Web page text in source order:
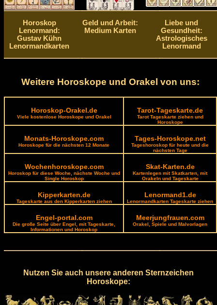
Horoskop
Lenormand:
Gustav Kühn
Lenormandkarten
Geld und Arbeit:
Medium Karten
Liebe und
Gesundheit:
Astrologisches
Lenormand
Weitere Horoskope und Orakel von uns:
Horoskop-Orakel.de
Viele kostenlose Horoskope und Orakel
Tarot-Tageskarte.de
Tarot Tageskarte ziehen und
Horoskope
Monats-Horoskope.com
Horoskope für die nächsten 12 Monate
Tages-Horoskope.net
Tageshoroskop für heute und die
nächsten Tage
Wochenhoroskope.com
Horoskop für diese Woche, nächste Woche und
Single Horoskop
Skat-Karten.de
Kartenlegen mit Skatkarten, mit
Orakeln und Tageskarte
Kipperkarten.de
Tageskarte aus den Kipperkarten ziehen
Lenormand1.de
Lenormandkarten Tageskarte ziehen
Engel-portal.com
Die große Seite über Engel, mit Tageskarte,
Informationen und Horoskop
Meerjungfrauen.com
Orakel, Spiele und Malvorlagen
Nutzen Sie auch unsere anderen Sternzeichen
Horoskope: